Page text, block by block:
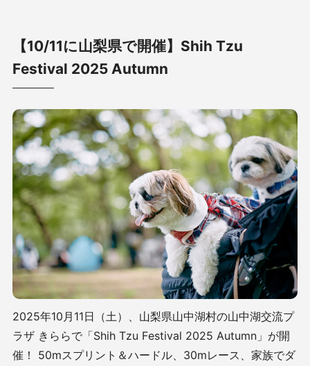
【10/11に山梨県で開催】Shih Tzu
Festival 2025 Autumn
2025年10月11日（土）、山梨県山中湖村の山中湖交流プ
ラザ きららで「Shih Tzu Festival 2025 Autumn」が開
催！ 50mスプリント＆ハードル、30mレース、家族でダ